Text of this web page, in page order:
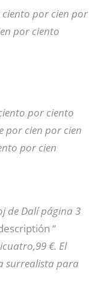
por cien por
por ciento
por ciento
por cien por cien
por cien
de Dalí página 3
“
€. El
surrealista para